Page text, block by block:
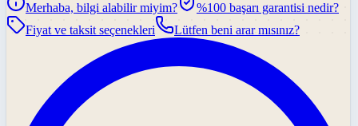
Merhaba, bilgi alabilir miyim?
%100 başarı garantisi nedir?
Fiyat ve taksit seçenekleri
Lütfen beni arar mısınız?